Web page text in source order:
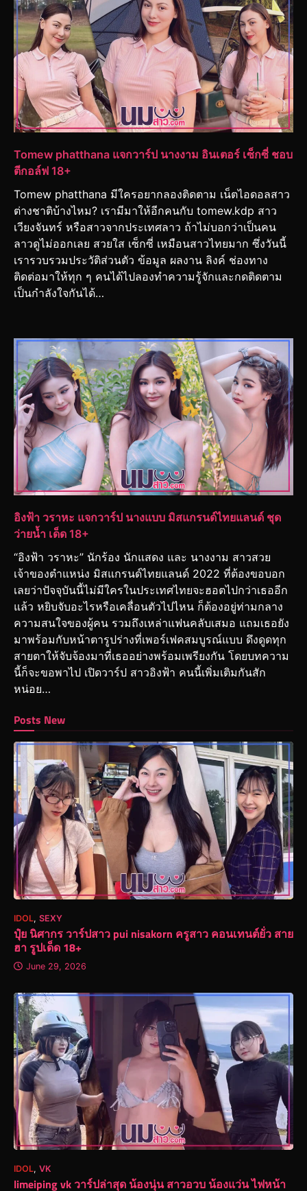
Tomew phatthana แจกวาร์ป นางงาม อินเตอร์ เซ็กซี่ ชอบ
ตีกอล์ฟ 18+
Tomew phatthana มีใครอยากลองติดตาม เน็ตไอดอลสาว
ต่างชาติบ้างไหม? เรามีมาให้อีกคนกับ tomew.kdp สาว
เวียงจันทร์ หรือสาวจากประเทศลาว ถ้าไม่บอกว่าเป็นคน
ลาวดูไม่ออกเลย สวยใส เซ็กซี่ เหมือนสาวไทยมาก ซึ่งวันนี้
เรารวบรวมประวัติส่วนตัว ข้อมูล ผลงาน ลิงค์ ช่องทาง
ติดต่อมาให้ทุก ๆ คนได้ไปลองทำความรู้จักและกดติดตาม
เป็นกำลังใจกันได้…
อิงฟ้า วราหะ แจกวาร์ป นางแบบ มิสแกรนด์ไทยแลนด์ ชุด
ว่ายน้ำ เด็ด 18+
“อิงฟ้า วราหะ” นักร้อง นักแสดง และ นางงาม สาวสวย
เจ้าของตำแหน่ง มิสแกรนด์ไทยแลนด์ 2022 ที่ต้องขอบอก
เลยว่าปัจจุบันนี้ไม่มีใครในประเทศไทยจะฮอตไปกว่าเธออีก
แล้ว หยิบจับอะไรหรือเคลื่อนตัวไปไหน ก็ต้องอยู่ท่ามกลาง
ความสนใจของผู้คน รวมถึงเหล่าแฟนคลับเสมอ แถมเธอยัง
มาพร้อมกับหน้าตารูปร่างที่เพอร์เฟคสมบูรณ์แบบ ดึงดูดทุก
สายตาให้จับจ้องมาที่เธออย่างพร้อมเพรียงกัน โดยบทความ
นี้ก็จะขอพาไป เปิดวาร์ป สาวอิงฟ้า คนนี้เพิ่มเติมกันสัก
หน่อย…
Posts New
IDOL, SEXY
ปุ๋ย นิศากร วาร์ปสาว pui nisakorn ครูสาว คอนเทนต์ยั่ว สาย
ฮา รูปเด็ด 18+
June 29, 2026
IDOL, VK
limeiping vk วาร์ปล่าสุด น้องนุ่น สาวอวบ น้องแว่น ไฟหน้า